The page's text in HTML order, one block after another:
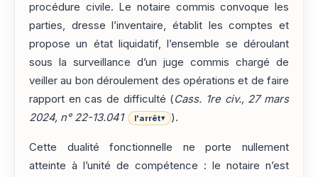
procédure civile. Le notaire commis convoque les
parties, dresse l’inventaire, établit les comptes et
propose un état liquidatif, l’ensemble se déroulant
sous la surveillance d’un juge commis chargé de
veiller au bon déroulement des opérations et de faire
rapport en cas de difficulté (Cass. 1re civ., 27 mars
2024, n° 22-13.041
l'arrêt▾ ).
Cette dualité fonctionnelle ne porte nullement
atteinte à l’unité de compétence : le notaire n’est